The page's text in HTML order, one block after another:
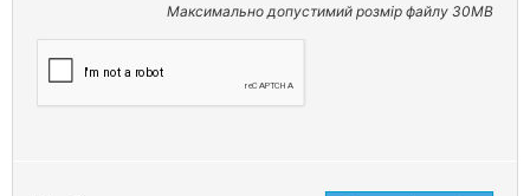
Максимально допустимий розмір файлу 30MB